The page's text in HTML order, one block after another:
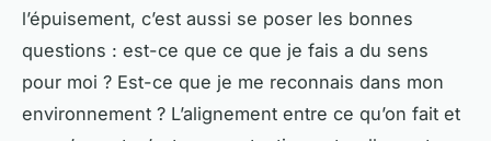
l’épuisement, c’est aussi se poser les bonnes
questions : est-ce que ce que je fais a du sens
pour moi ? Est-ce que je me reconnais dans mon
environnement ? L’alignement entre ce qu’on fait et